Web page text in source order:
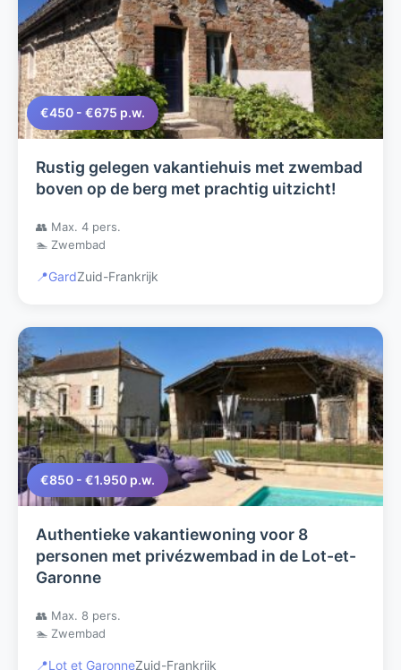
€450 - €675 p.w.
Rustig gelegen vakantiehuis met zwembad
boven op de berg met prachtig uitzicht!
👥 Max. 4 pers.
🏊 Zwembad
📍GardZuid-Frankrijk
€850 - €1.950 p.w.
Authentieke vakantiewoning voor 8
personen met privézwembad in de Lot-et-
Garonne
👥 Max. 8 pers.
🏊 Zwembad
📍Lot et GaronneZuid-Frankrijk